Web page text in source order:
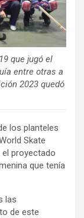
que jugó el
entre otras a
2023 quedó
los planteles
Skate
proyectado
que tenía
las
de este